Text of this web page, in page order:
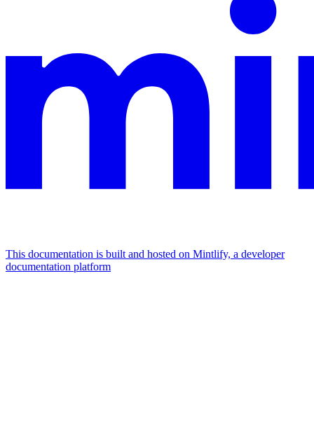
This documentation is built and hosted on Mintlify, a developer
documentation platform